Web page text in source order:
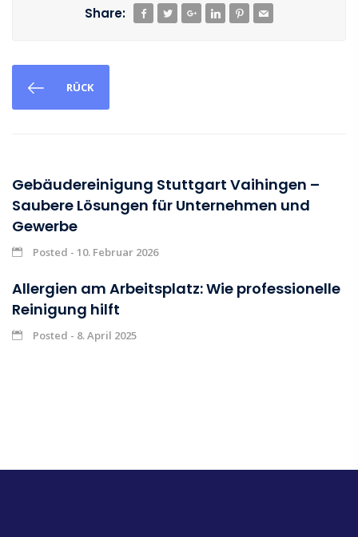
Share:
RÜCK
Gebäudereinigung Stuttgart Vaihingen –
Saubere Lösungen für Unternehmen und
Gewerbe
Posted - 10. Februar 2026
Allergien am Arbeitsplatz: Wie professionelle
Reinigung hilft
Posted - 8. April 2025